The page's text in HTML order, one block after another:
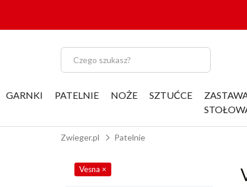
GARNKI PATELNIE NOŻE SZTUĆCE
Zwieger.pl Patelnie
Vesna ×